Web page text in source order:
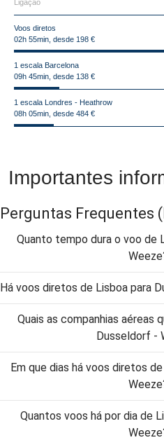
Ligação
Voos diretos
02h 55min, desde 198 €
1 escala Barcelona
09h 45min, desde 138 €
1 escala Londres - Heathrow
08h 05min, desde 484 €
Importantes
Perguntas Frequentes
Quanto tempo dura o voo de
Há voos diretos de Lisboa para
Quais as companhias aéreas
Dusseldorf -
Em que dias há voos diretos
Quantos voos há por dia de